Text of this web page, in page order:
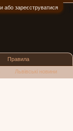
або зареєструватися
Правила
Львівські новини